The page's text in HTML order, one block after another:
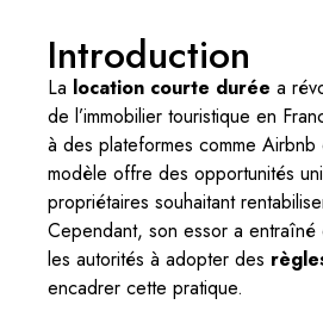
Introduction
La location courte durée a
de l’immobilier touristique en
à des plateformes comme
modèle offre des opportunités
propriétaires souhaitant
Cependant, son essor a entraîné
les autorités à adopter des
encadrer cette pratique.